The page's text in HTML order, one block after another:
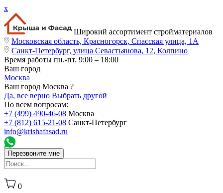
x
Широкий ассортимент стройматериалов
Московская область, Красногорск, Спасская улица, 1А
Санкт-Петербург, улица Севастьянова, 12, Колпино
Время работы пн.-пт. 9:00 – 18:00
Ваш город
Москва
Ваш город Москва ?
Да, все верно Выбрать другой
По всем вопросам:
+7 (499) 490-46-08 Москва
+7 (812) 615-21-08 Санкт-Петербург
info@krishafasad.ru
Перезвоните мне
0